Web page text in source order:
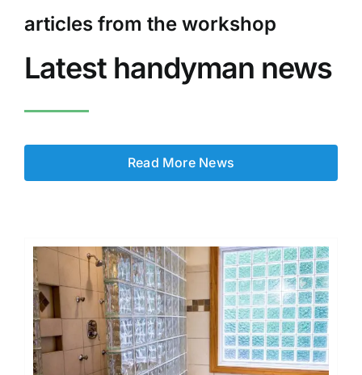
articles from the workshop
Latest handyman news
Read More News